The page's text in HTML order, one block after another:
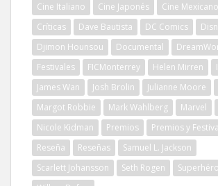
Cine Italiano
Cine Japonés Cine Mexicano
Críticas
Dave Bautista DC Comics
Djimon Hounsou
Documental
Festivales
FICMonterrey Helen Mirren
James Wan
Josh Brolin Julianne Moore
Margot Robbie
Mark Wahlberg Marvel
Nicole Kidman
Premios Premios y
Reseña
Reseñas
Samuel L. Jackson
Scarlett Johansson
Seth Rogen